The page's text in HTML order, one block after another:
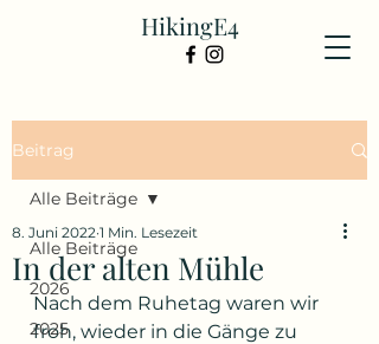
HikingE4
Beitrag
Alle Beiträge
2026
2025
Alle Beiträge
In der alten Mühle
8. Juni 2022 1 Min. Lesezeit
Nach dem Ruhetag waren wir
froh, wieder in die Gänge zu